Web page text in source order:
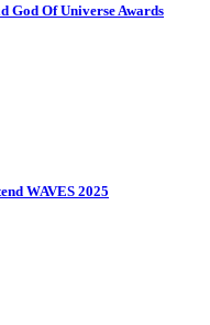
God Of Universe Awards
WAVES 2025